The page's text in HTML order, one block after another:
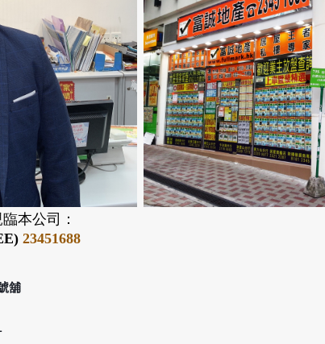
本公司：
23451688
舖